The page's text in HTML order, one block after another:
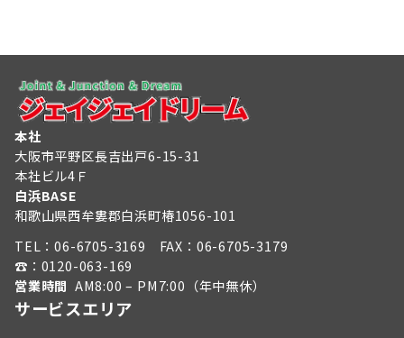
本社
大阪市平野区長吉出戸6-15-31
本社ビル4Ｆ
白浜BASE
和歌山県西牟婁郡白浜町椿1056-101
TEL：06-6705-3169 FAX：06-6705-3179
☎︎： 0120-063-169
営業時間 AM8:00 – PM7:00（年中無休）
サービスエリア